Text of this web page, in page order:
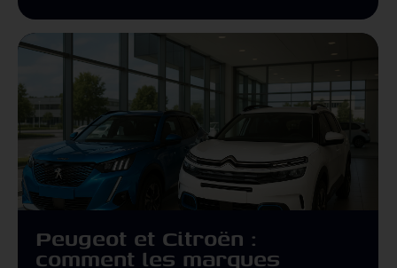
Peugeot et Citroën :
comment les marques